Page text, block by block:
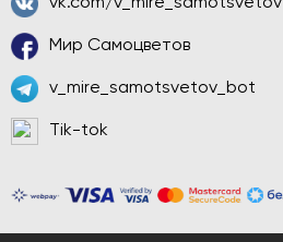
Мир Самоцветов
v_mire_samotsvetov_bot
Tik-tok